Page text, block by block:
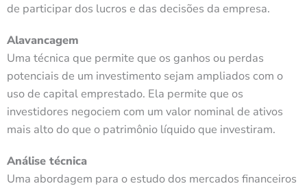
de participar dos lucros e das decisões da empresa.
Alavancagem
Uma técnica que permite que os ganhos ou perdas
potenciais de um investimento sejam ampliados com o
uso de capital emprestado. Ela permite que os
investidores negociem com um valor nominal de ativos
mais alto do que o patrimônio líquido que investiram.
Análise técnica
Uma abordagem para o estudo dos mercados financeiros